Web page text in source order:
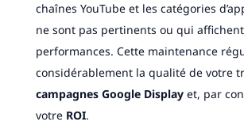
chaînes YouTube et les catégories
ne sont pas pertinents ou qui
performances. Cette maintenance
considérablement la qualité de votre
campagnes Google Displayet, par
votre ROI.